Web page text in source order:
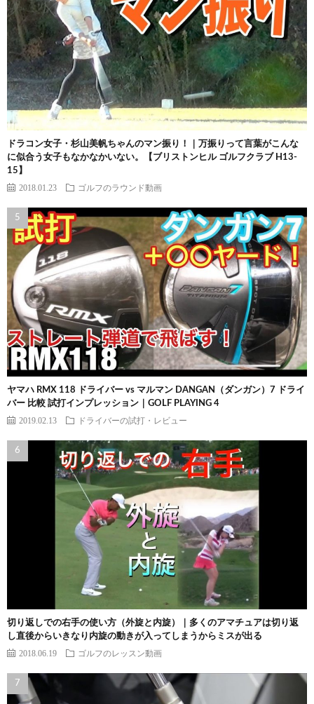
ドラコン女子・杉山美帆ちゃんのマン振り！｜万振りって言葉がこんな
に似合う女子もなかなかいない。【ブリストンヒル ゴルフクラブ H13-
15】
2018.01.23 ゴルフのラウンド動画
ヤマハ RMX 118 ドライバー vs マルマン DANGAN（ダンガン）7 ドライ
バー 比較 試打インプレッション｜GOLF PLAYING 4
2019.02.13 ドライバーの試打・レビュー
切り返しでの右手の使い方（外旋と内旋）｜多くのアマチュアは切り返
し直後からいきなり内旋の動きが入ってしまうからミスが出る
2018.06.19 ゴルフのレッスン動画